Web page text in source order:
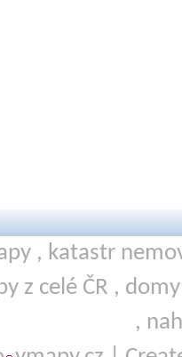
, katastr
z celé ČR ,
,